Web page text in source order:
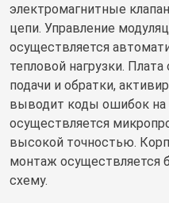
электромагнитные
цепи. Управление
осуществляется
тепловой нагрузки.
подачи и обратки,
выводит коды ошибок на
осуществляется
высокой точностью.
монтаж осуществляется
схему.